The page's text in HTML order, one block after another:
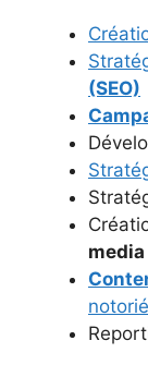
(SEO)
media